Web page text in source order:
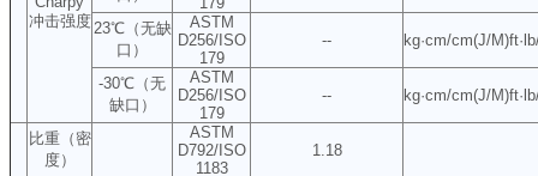
冲击强度 23℃（无缺
口）
ASTM
D256/ISO
179
-- kg·cm/cm(J/
-30℃（无
缺口）
ASTM
D256/ISO
179
-- kg·cm/cm(J/
比重（密
度）
ASTM
D792/ISO
1183
1.18